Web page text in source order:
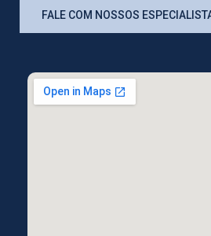
FALE COM NOSSOS